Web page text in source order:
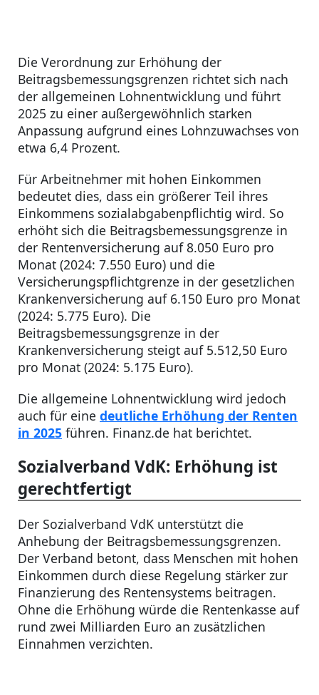
Die Verordnung zur Erhöhung der
Beitragsbemessungsgrenzen richtet sich nach
der allgemeinen Lohnentwicklung und führt
2025 zu einer außergewöhnlich starken
Anpassung aufgrund eines Lohnzuwachses von
etwa 6,4 Prozent.
Für Arbeitnehmer mit hohen Einkommen
bedeutet dies, dass ein größerer Teil ihres
Einkommens sozialabgabenpflichtig wird. So
erhöht sich die Beitragsbemessungsgrenze in
der Rentenversicherung auf 8.050 Euro pro
Monat (2024: 7.550 Euro) und die
Versicherungspflichtgrenze in der gesetzlichen
Krankenversicherung auf 6.150 Euro pro Monat
(2024: 5.775 Euro). Die
Beitragsbemessungsgrenze in der
Krankenversicherung steigt auf 5.512,50 Euro
pro Monat (2024: 5.175 Euro).
Die allgemeine Lohnentwicklung wird jedoch
auch für eine deutliche Erhöhung der Renten
in 2025 führen. Finanz.de hat berichtet.
Sozialverband VdK: Erhöhung ist
gerechtfertigt
Der Sozialverband VdK unterstützt die
Anhebung der Beitragsbemessungsgrenzen.
Der Verband betont, dass Menschen mit hohen
Einkommen durch diese Regelung stärker zur
Finanzierung des Rentensystems beitragen.
Ohne die Erhöhung würde die Rentenkasse auf
rund zwei Milliarden Euro an zusätzlichen
Einnahmen verzichten.